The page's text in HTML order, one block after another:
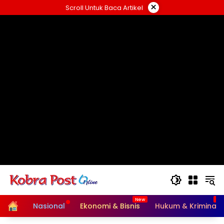
ke
Scroll Untuk Baca Artikel ×
HomeNasional Ekonomi & Bisnis Hukum & Kriminal